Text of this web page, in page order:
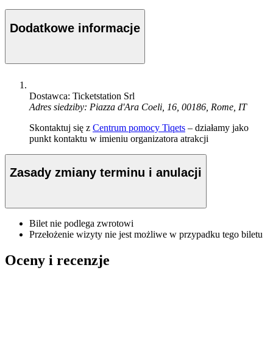
Dodatkowe informacje
Dostawca: Ticketstation Srl
Adres siedziby: Piazza d'Ara Coeli, 16, 00186, Rome, IT
Skontaktuj się z Centrum pomocy Tiqets – działamy jako
punkt kontaktu w imieniu organizatora atrakcji
Zasady zmiany terminu i anulacji
Bilet nie podlega zwrotowi
Przełożenie wizyty nie jest możliwe w przypadku tego biletu
Oceny i recenzje